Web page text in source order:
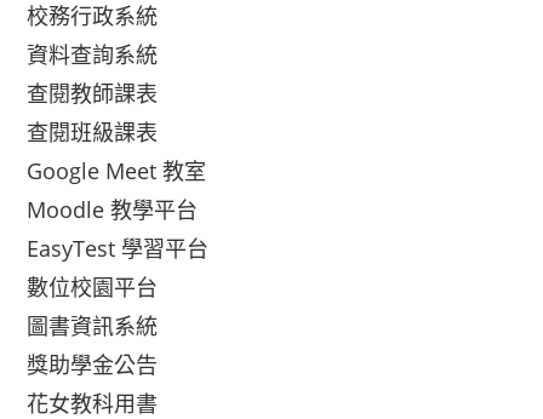
校務行政系統
資料查詢系統
查閱教師課表
查閱班級課表
Google Meet 教室
Moodle 教學平台
EasyTest 學習平台
數位校園平台
圖書資訊系統
獎助學金公告
花女教科用書